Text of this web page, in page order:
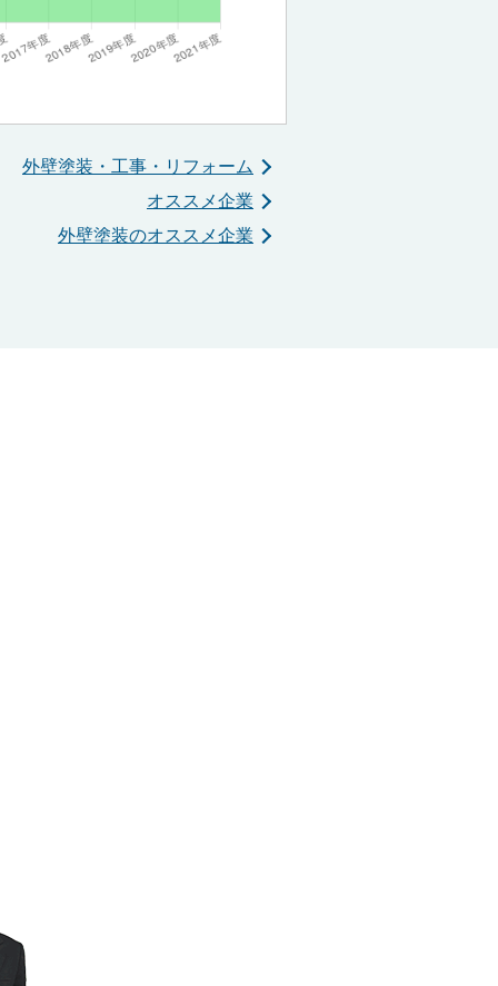
外壁塗装・工事・リフォーム
オススメ企業
外壁塗装のオススメ企業